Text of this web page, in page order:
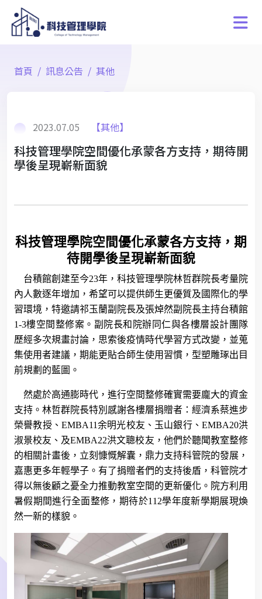
首頁 訊息公告 其他
2023.07.05 【其他】
科技管理學院空間優化承蒙各方支持，期待開
學後呈現嶄新面貌
科技管理學院空間優化承蒙各方支持，期
待開學後呈現嶄新面貌
台積館創建至今23年，科技管理學院林哲群院長考量院
內人數逐年增加，希望可以提供師生更優質及國際化的學
習環境，特邀請祁玉蘭副院長及張焯然副院長主持台積館
1-3樓空間整修案。副院長和院辦同仁與各樓層設計團隊
歷經多次規畫討論，思索後疫情時代學習方式改變，並蒐
集使用者建議，期能更貼合師生使用習慣，型塑雕琢出目
前規劃的藍圖。
然處於高通膨時代，進行空間整修確實需要龐大的資金
支持。林哲群院長特別感謝各樓層捐贈者：經濟系蔡進步
榮譽教授、 EMBA11余明光校友、玉山銀行、 EMBA20洪
淑景校友、及EMBA22洪文聰校友，他們於聽聞教室整修
的相關計畫後 ，立刻慷慨解囊，鼎力支持科管院的發展，
嘉惠更多年輕學子。有了捐贈者們的支持後盾，科管院才
得以無後顧之憂全力推動教室空間的更新優化。院方利用
暑假期間進行全面整修，期待於112學年度新學期展現煥
然一新的樣貌。